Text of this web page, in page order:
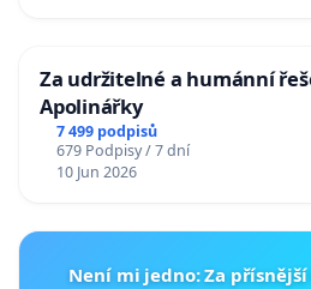
Za udržitelné a humánní
Apolinářky
7 499 podpisů
679 Podpisy / 7 dní
10 Jun 2026
Není mi jedno: Za